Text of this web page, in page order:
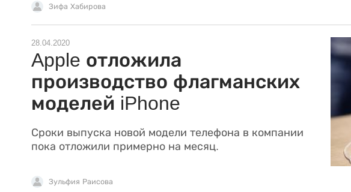
Зифа Хабирова
28.04.2020
Apple отложила
производство флагманских
моделей iPhone
Сроки выпуска новой модели телефона в компании
пока отложили примерно на месяц.
Зульфия Раисова